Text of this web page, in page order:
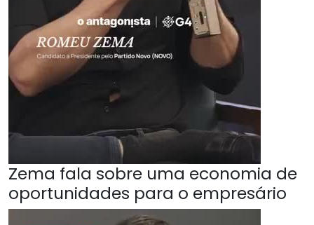
Zema fala sobre uma economia de
oportunidades para o empresário